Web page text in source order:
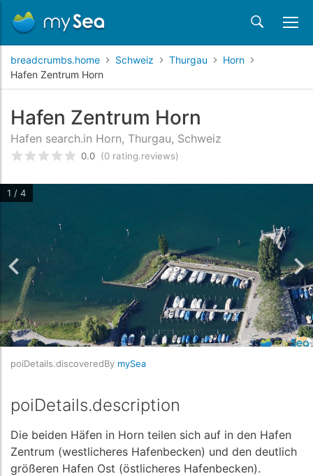
breadcrumbs.home Schweiz Thurgau
Horn
Hafen Zentrum Horn
Hafen Zentrum Horn
Hafen search.in Horn, Thurgau, Schweiz
rating.rated0 /5 rating.basedOn
0.0 (0 rating.reviews)
1 / 4
poiDetails.discoveredBy mySea
poiDetails.description
Die beiden Häfen in Horn teilen sich auf in den Hafen
Zentrum (westlicheres Hafenbecken) und den deutlich
größeren Hafen Ost (östlicheres Hafenbecken).